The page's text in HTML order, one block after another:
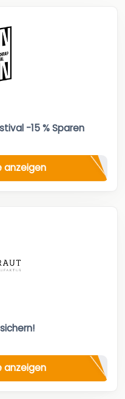
-15 % Sparen
anzeigen
anzeigen